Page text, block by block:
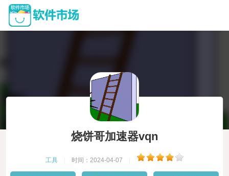
烧饼哥加速器vqn
工具 时间：2024-04-07